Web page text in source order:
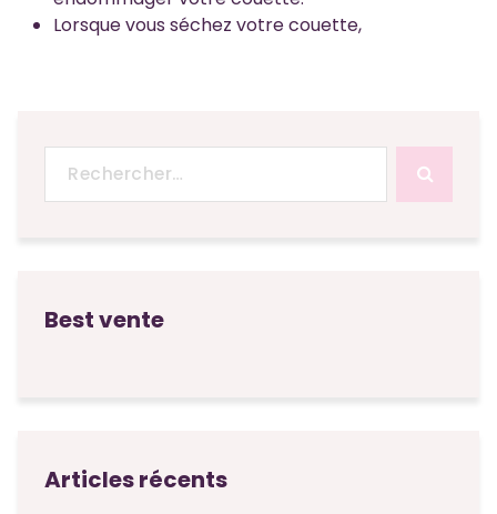
Lorsque vous séchez votre couette,
pour :
Best vente
Articles récents